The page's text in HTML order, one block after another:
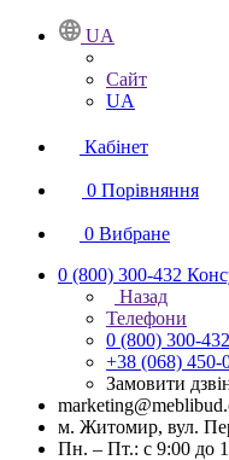
UA
Сайт
UA
Кабінет
0 Порівняння
0 Вибране
0 (800) 300-432
Назад
Телефони
0 (800) 300-432
+38 (068) 450-
Замовити
м. Житомир, вул.
Пн. – Пт.: с 9:00 до